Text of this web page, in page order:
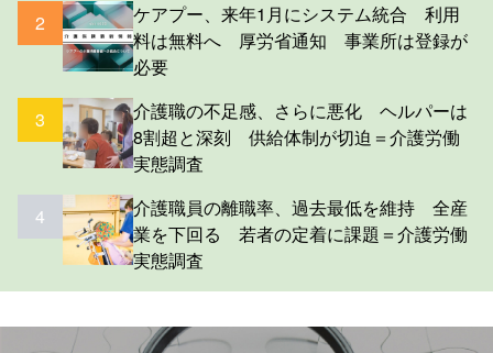
2
ケアプー、来年1月にシステム統合 利用
料は無料へ 厚労省通知 事業所は登録が
必要
3
介護職の不足感、さらに悪化 ヘルパーは
8割超と深刻 供給体制が切迫＝介護労働
実態調査
4
介護職員の離職率、過去最低を維持 全産
業を下回る 若者の定着に課題＝介護労働
実態調査